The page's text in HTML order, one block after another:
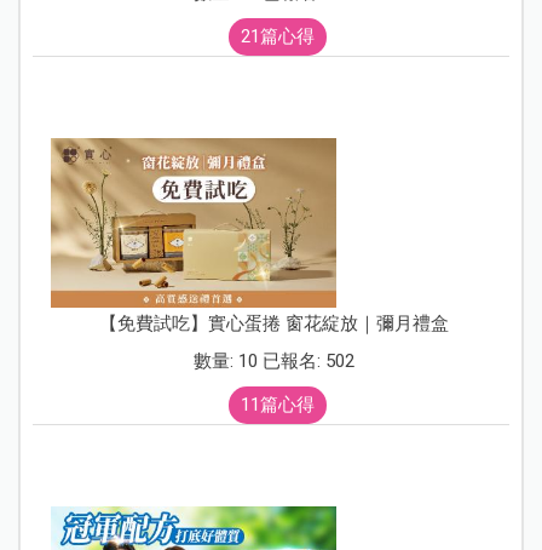
21篇心得
【免費試吃】實心蛋捲 窗花綻放｜彌月禮盒
數量: 10 已報名: 502
11篇心得